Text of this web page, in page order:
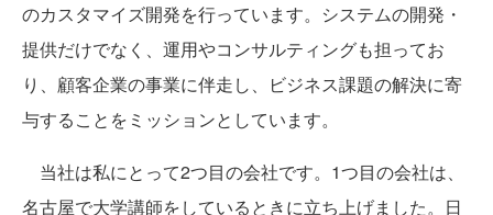
のカスタマイズ開発を行っています。システムの開発・
提供だけでなく、運用やコンサルティングも担ってお
り、顧客企業の事業に伴走し、ビジネス課題の解決に寄
与することをミッションとしています。
当社は私にとって2つ目の会社です。1つ目の会社は、
名古屋で大学講師をしているときに立ち上げました。日